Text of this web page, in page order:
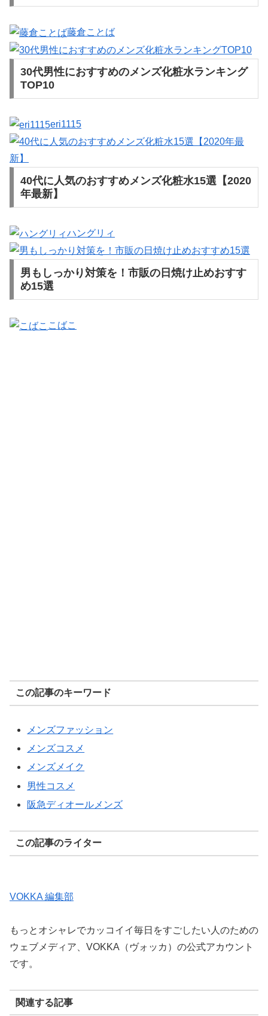
藤倉ことば
30代男性におすすめのメンズ化粧水ランキング
TOP10
eri1115
40代に人気のおすすめメンズ化粧水15選【2020
年最新】
ハングリィ
男もしっかり対策を！市販の日焼け止めおすす
め15選
こばこ
この記事のキーワード
メンズファッション
メンズコスメ
メンズメイク
男性コスメ
阪急ディオールメンズ
この記事のライター
VOKKA 編集部
もっとオシャレでカッコイイ毎日をすごしたい人のための
ウェブメディア、VOKKA（ヴォッカ）の公式アカウント
です。
関連する記事